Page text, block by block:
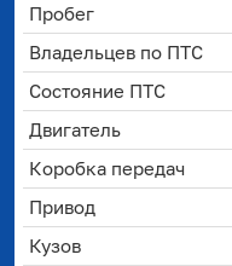
Пробег
Владельцев по ПТС
Состояние ПТС
Двигатель
Коробка передач
Привод
Кузов